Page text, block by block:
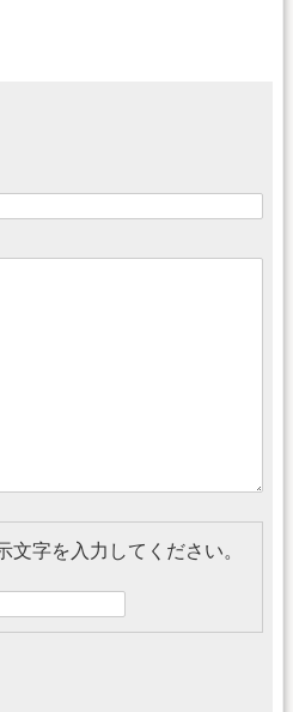
文字を入力してください。